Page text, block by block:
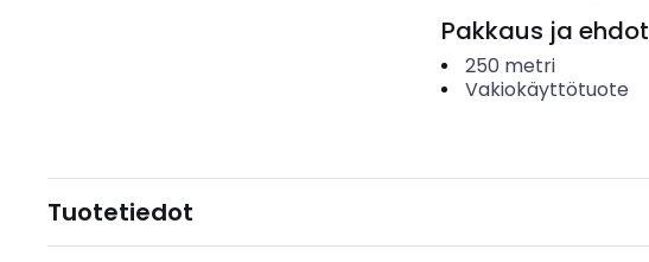
Pakkaus ja ehdot
250 metri
Vakiokäyttötuote
Tuotetiedot